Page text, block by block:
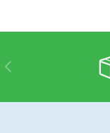
Forrige